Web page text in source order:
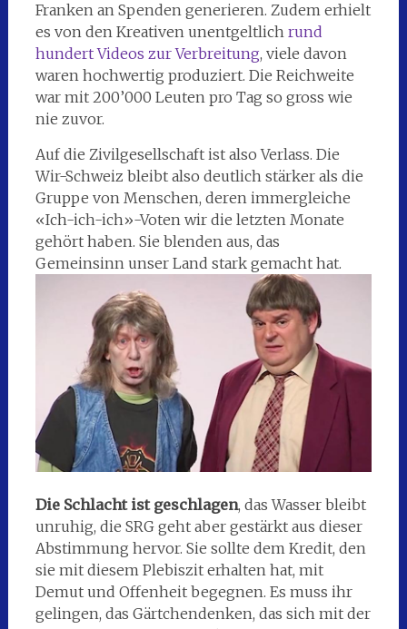
Franken an Spenden generieren. Zudem erhielt
es von den Kreativen unentgeltlich rund
hundert Videos zur Verbreitung, viele davon
waren hochwertig produziert. Die Reichweite
war mit 200’000 Leuten pro Tag so gross wie
nie zuvor.
Auf die Zivilgesellschaft ist also Verlass. Die
Wir-Schweiz bleibt also deutlich stärker als die
Gruppe von Menschen, deren immergleiche
«Ich-ich-ich»-Voten wir die letzten Monate
gehört haben. Sie blenden aus, das
Gemeinsinn unser Land stark gemacht hat.
Die Schlacht ist geschlagen, das Wasser bleibt
unruhig, die SRG geht aber gestärkt aus dieser
Abstimmung hervor. Sie sollte dem Kredit, den
sie mit diesem Plebiszit erhalten hat, mit
Demut und Offenheit begegnen. Es muss ihr
gelingen, das Gärtchendenken, das sich mit der